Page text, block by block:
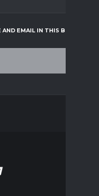
AND EMAIL IN THIS BROWSER